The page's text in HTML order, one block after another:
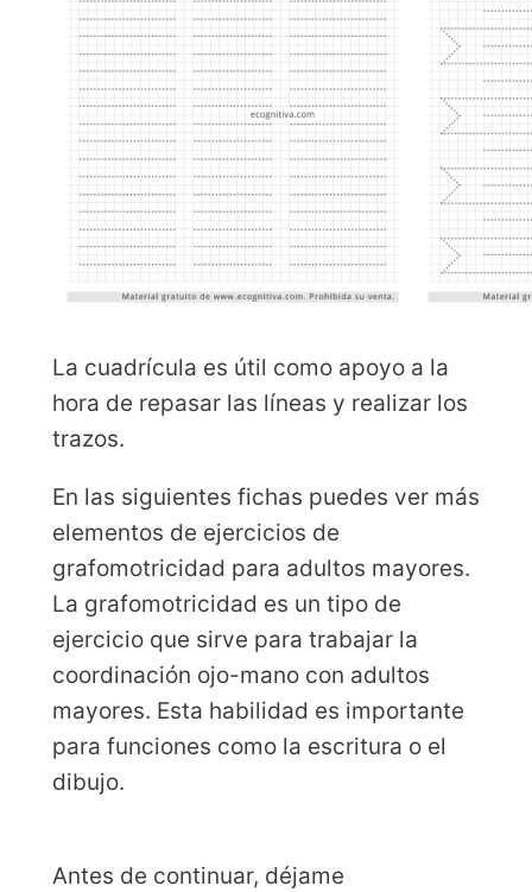
La cuadrícula es útil como apoyo a la
hora de repasar las líneas y realizar los
trazos.
En las siguientes fichas puedes ver más
elementos de ejercicios de
grafomotricidad para adultos mayores.
La grafomotricidad es un tipo de
ejercicio que sirve para trabajar la
coordinación ojo-mano con adultos
mayores. Esta habilidad es importante
para funciones como la escritura o el
dibujo.
Antes de continuar, déjame